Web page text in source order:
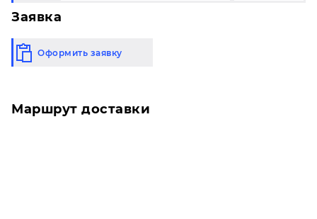
Заявка
Оформить заявку
Маршрут доставки